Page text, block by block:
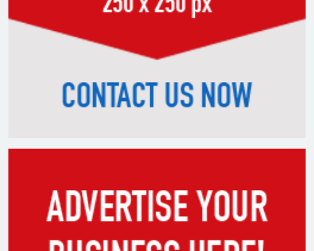
ভারতের স্বাধীনতা দিবসকে ‘ইন্ডিয়া
দুর্বল হয়েছে: ওয়াংচুক